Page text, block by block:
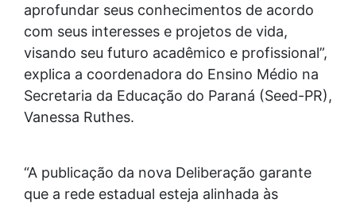
aprofundar seus conhecimentos de acordo
com seus interesses e projetos de vida,
visando seu futuro acadêmico e profissional”,
explica a coordenadora do Ensino Médio na
Secretaria da Educação do Paraná (Seed-PR),
Vanessa Ruthes.
“A publicação da nova Deliberação garante
que a rede estadual esteja alinhada às